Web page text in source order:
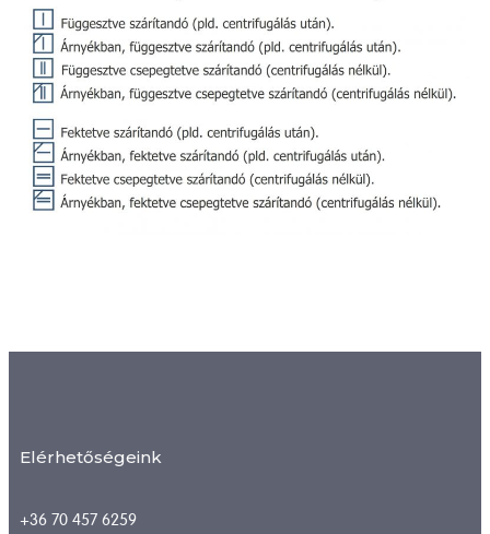
Elérhetőségeink
+36 70 457 6259